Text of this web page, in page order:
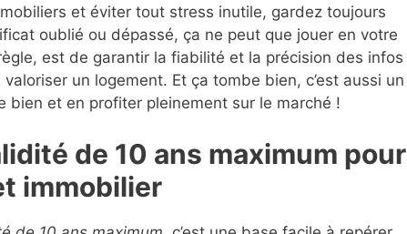
et éviter tout stress inutile, gardez toujours
oublié ou dépassé, ça ne peut que jouer en votre
est de garantir la fiabilité et la précision des infos
un logement. Et ça tombe bien, c’est aussi un
bien et en profiter pleinement sur le marché !
de 10 ans maximum pour
immobilier